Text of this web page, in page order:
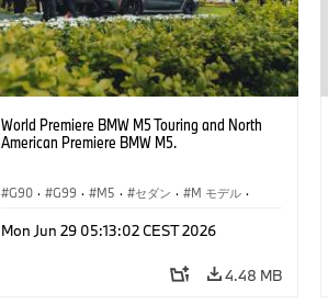
World Premiere BMW M5 Touring and North
American Premiere BMW M5.
G90 · G99 · M5 · セダン · M モデル ·
Mon Jun 29 05:13:02 CEST 2026
4.48 MB